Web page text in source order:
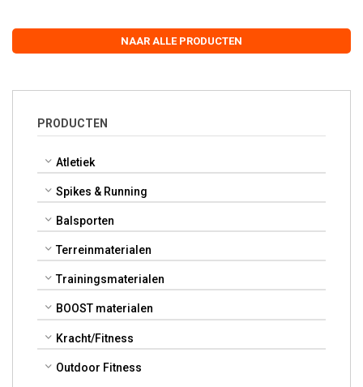
NAAR ALLE PRODUCTEN
PRODUCTEN
Atletiek
Spikes & Running
Balsporten
Terreinmaterialen
Trainingsmaterialen
BOOST materialen
Kracht/Fitness
Outdoor Fitness